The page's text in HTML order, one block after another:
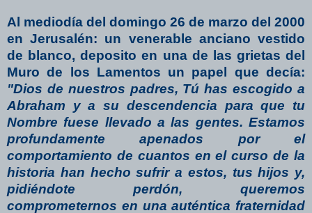
Al mediodía del domingo 26 de marzo del 2000
en Jerusalén: un venerable anciano vestido
de blanco, deposito en una de las grietas del
Muro de los Lamentos un papel que decía:
"Dios de nuestros padres, Tú has escogido a
Abraham y a su descendencia para que tu
Nombre fuese llevado a las gentes. Estamos
profundamente apenados por el
comportamiento de cuantos en el curso de la
historia han hecho sufrir a estos, tus hijos y,
pidiéndote perdón, queremos
comprometernos en una auténtica fraternidad